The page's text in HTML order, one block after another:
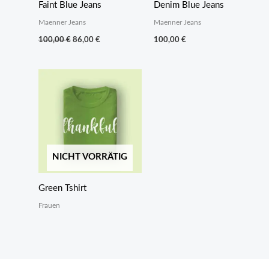
Faint Blue Jeans
Maenner Jeans
100,00€ Ursprünglicher
Preis
86,00 €Aktueller
Denim Blue Jeans
Maenner Jeans
100,00 €
NICHT VORRÄTIG
Green Tshirt
Frauen